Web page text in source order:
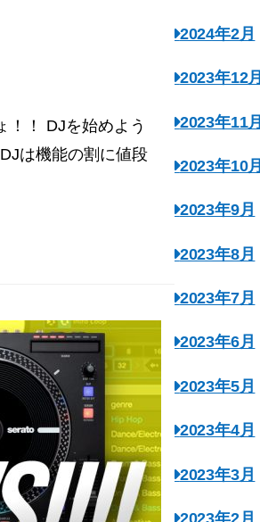
！！ DJを始めよう
は機能の割に値段
2024年2月
2023年12月
2023年11月
2023年10月
2023年9月
2023年8月
2023年7月
2023年6月
2023年5月
2023年4月
2023年3月